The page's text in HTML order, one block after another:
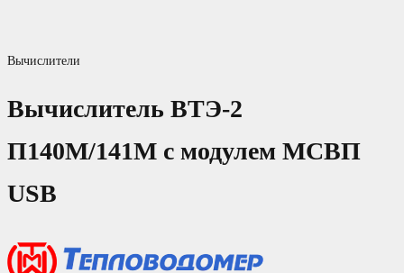
Вычислители
Вычислитель ВТЭ-2
П140М/141М с модулем МСВП
USB